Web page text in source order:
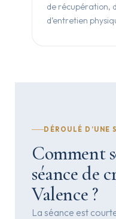
de récupération,
d’entretien
DÉROULÉ D’UNE
Comment
séance de
Valence ?
La séance est